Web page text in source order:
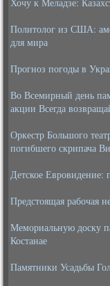
Политолог из США:
для мира
Прогноз погоды в
Во Всемирный день
акции Всегда
Оркестр Большого
погибшего скрипача
Детское
Предстоящая рабочая
Мемориальную доску
Костанае
Памятники Усадьбы